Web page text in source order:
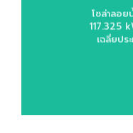
โซล่าลอย
117.325
เฉลี่ยป